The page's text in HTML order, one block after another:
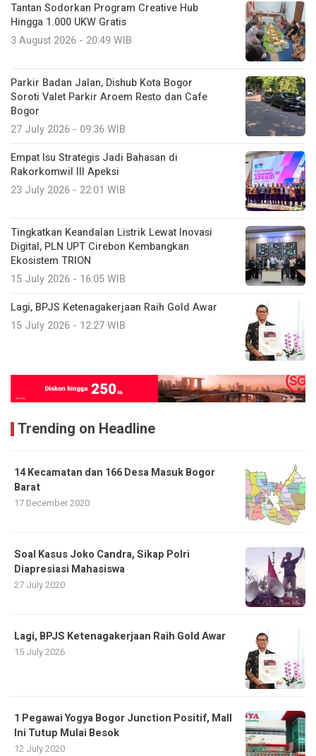
Tantan Sodorkan Program Creative Hub
Hingga 1.000 UKW Gratis
3 August 2026 - 20:49 WIB
Parkir Badan Jalan, Dishub Kota Bogor
Soroti Valet Parkir Aroem Resto dan Cafe
Bogor
27 July 2026 - 09:36 WIB
Empat Isu Strategis Jadi Bahasan di
Rakorkomwil III Apeksi
23 July 2026 - 22:01 WIB
Tingkatkan Keandalan Listrik Lewat Inovasi
Digital, PLN UPT Cirebon Kembangkan
Ekosistem TRION
15 July 2026 - 16:05 WIB
Lagi, BPJS Ketenagakerjaan Raih Gold Awar
15 July 2026 - 12:27 WIB
Trending on Headline
14 Kecamatan dan 166 Desa Masuk Bogor
Barat
17 December 2020
Soal Kasus Joko Candra, Sikap Polri
Diapresiasi Mahasiswa
27 July 2020
Lagi, BPJS Ketenagakerjaan Raih Gold Awar
15 July 2026
1 Pegawai Yogya Bogor Junction Positif, Mall
Ini Tutup Mulai Besok
12 July 2020